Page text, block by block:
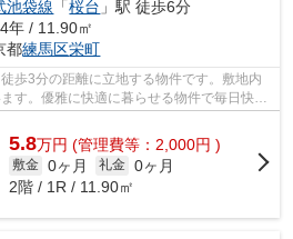
池袋線 「桜台 」駅 徒歩6分
年 / 11.90㎡
都練馬区栄町
歩3分の距離に立地する物件です。敷地内
す。優雅に快適に暮らせる物件で毎日快適
が利用...
5.8万円 (管理費等：2,000円 )
敷金 0ヶ月 礼金 0ヶ月
2階 / 1R / 11.90㎡